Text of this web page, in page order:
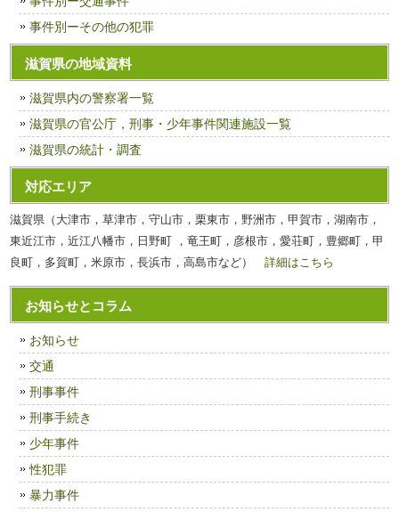
事件別ーその他の犯罪
滋賀県の地域資料
滋賀県内の警察署一覧
滋賀県の官公庁，刑事・少年事件関連施設一覧
滋賀県の統計・調査
対応エリア
滋賀県（大津市，草津市，守山市，栗東市，野洲市，甲賀市，湖南市，
東近江市，近江八幡市，日野町 ，竜王町，彦根市，愛荘町，豊郷町，甲
良町，多賀町，米原市，長浜市，高島市など）詳細はこちら
お知らせとコラム
お知らせ
交通
刑事事件
刑事手続き
少年事件
性犯罪
暴力事件